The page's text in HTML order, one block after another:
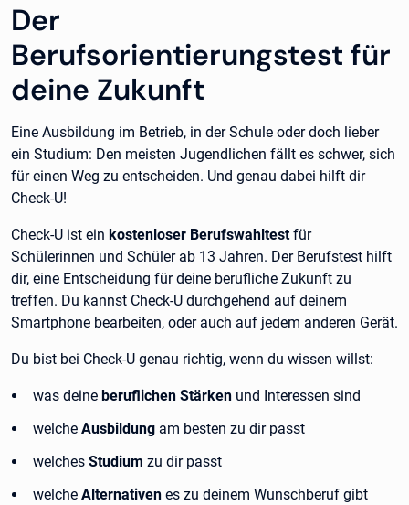
Der
Berufsorientierungstest für
deine Zukunft
Eine Ausbildung im Betrieb, in der Schule oder doch lieber
ein Studium: Den meisten Jugendlichen fällt es schwer, sich
für einen Weg zu entscheiden. Und genau dabei hilft dir
Check-U!
Check-U ist ein kostenloser Berufswahltestfür
Schülerinnen und Schüler ab 13 Jahren. Der Berufstest hilft
dir, eine Entscheidung für deine berufliche Zukunft zu
treffen. Du kannst Check-U durchgehend auf deinem
Smartphone bearbeiten, oder auch auf jedem anderen Gerät.
Du bist bei Check-U genau richtig, wenn du wissen willst:
was deine beruflichen Stärken und Interessen sind
welche Ausbildung am besten zu dir passt
welches Studium zu dir passt
welche Alternativen es zu deinem Wunschberuf gibt